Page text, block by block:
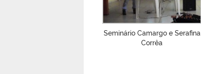
Seminário Camargo e Serafina
Corrêa